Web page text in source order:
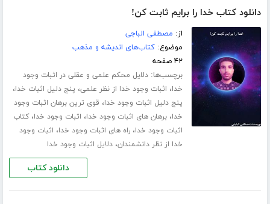
دانلود کتاب خدا را برایم ثابت کن!
از: مصطفی الباجی
موضوع:کتاب‌های اندیشه و مذهب
۴۲ صفحه
برچسب‌ها:دلایل محکم علمی و عقلی در اثبات وجود
خدا، اثبات وجود خدا از نظر علمی، پنج دلیل اثبات خدا،
پنج دلیل اثبات وجود خدا، قوی ترین برهان اثبات وجود
خدا،برهان های اثبات وجود خدا، اثبات وجود خدا،کتاب
اثبات وجود خدا،راه های اثبات وجود خدا، اثبات وجود
خدا از نظر دانشمندان،دلایل اثبات وجود خدا
دانلود کتاب